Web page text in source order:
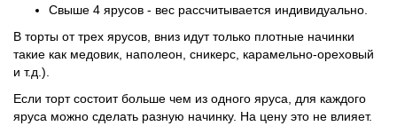
Свыше 4 ярусов - вес рассчитывается индивидуально.
В торты от трех ярусов, вниз идут только плотные начинки
такие как медовик, наполеон, сникерс, карамельно-ореховый
и т.д.).
Если торт состоит больше чем из одного яруса, для каждого
яруса можно сделать разную начинку. На цену это не влияет.